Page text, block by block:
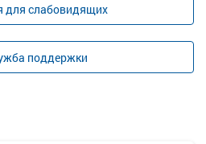
для слабовидящих
поддержки